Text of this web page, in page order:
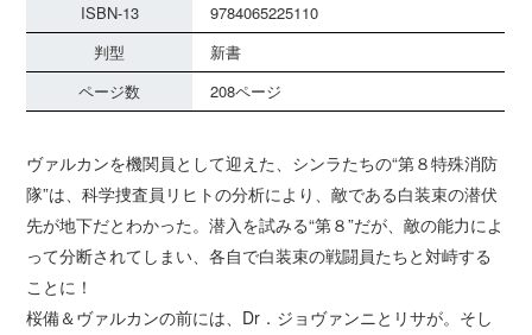
ISBN-13
9784065225110
判型
新書
ページ数
208ページ
ヴァルカンを機関員として迎えた、シンラたちの“第８特殊消防
隊”は、科学捜査員リヒトの分析により、敵である白装束の潜伏
先が地下だとわかった。潜入を試みる“第８”だが、敵の能力によ
って分断されてしまい、各自で白装束の戦闘員たちと対峙する
ことに！
桜備＆ヴァルカンの前には、Dr．ジョヴァンニとリサが。そし